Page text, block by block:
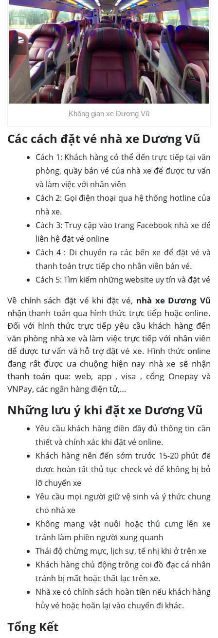
Không gian xe Dương Vũ
Các cách đặt vé nhà xe Dương Vũ
Cách 1: Khách hàng có thể đến trực tiếp tại văn
phòng, quầy bán vé của nhà xe để được tư vấn
và làm việc với nhân viên
Cách 2: Gọi điện thoại qua hệ thống hotline của
nhà xe.
Cách 3: Truy cập vào trang Facebook nhà xe để
liên hệ đặt vé online
Cách 4 : Di chuyển ra các bến xe để đặt vé và
thanh toán trực tiếp cho nhân viên bán vé.
Cách 5: Tìm kiếm những website uy tín và đặt vé
Về chính sách đặt vé khi đặt vé, nhà xe Dương Vũ
nhận thanh toán qua hình thức trực tiếp hoặc online.
Đối với hình thức trực tiếp yêu cầu khách hàng đến
văn phòng nhà xe và làm việc trực tiếp với nhân viên
để được tư vấn và hỗ trợ đặt vé xe. Hình thức online
đang rất được ưa chuộng hiện nay nhà xe sẽ nhận
thanh toán qua: web, app , visa , cổng Onepay và
VNPay, các ngân hàng điện tử,…
Những lưu ý khi đặt xe Dương Vũ
Yêu cầu khách hàng điền đầy đủ thông tin cần
thiết và chính xác khi đặt vé online.
Khách hàng nên đến sớm trước 15-20 phút để
được hoàn tất thủ tục check vé để không bị bỏ
lỡ chuyến xe
Yêu cầu mọi người giữ vệ sinh và ý thức chung
cho nhà xe
Không mang vật nuôi hoặc thú cưng lên xe
tránh làm phiền người xung quanh
Thái độ chừng mực, lịch sự, tế nhị khi ở trên xe
Khách hàng chủ động trông coi đồ đạc cá nhân
tránh bị mất hoặc thất lạc trên xe.
Nhà xe có chính sách hoàn tiền nếu khách hàng
hủy vé hoặc hoãn lại vào chuyến đi khác.
Tổng Kết